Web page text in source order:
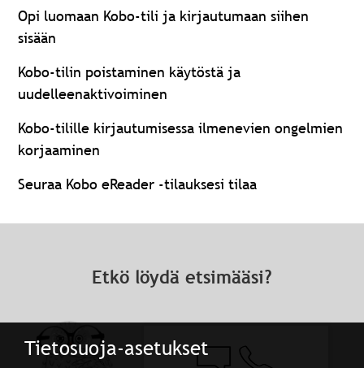
Tietosuoja-asetukset
Opi luomaan Kobo-tili ja kirjautumaan siihen
sisään
Kobo-tilin poistaminen käytöstä ja
uudelleenaktivoiminen
Kobo-tilille kirjautumisessa ilmenevien ongelmien
korjaaminen
Seuraa Kobo eReader -tilauksesi tilaa
Etkö löydä etsimääsi?